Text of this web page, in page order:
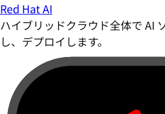
Red Hat AI
ハイブリッドクラウド全体で AI
し、デプロイします。